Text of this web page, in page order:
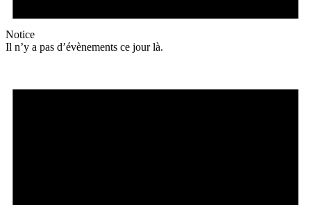
Notice
Il n’y a pas d’évènements ce jour là.